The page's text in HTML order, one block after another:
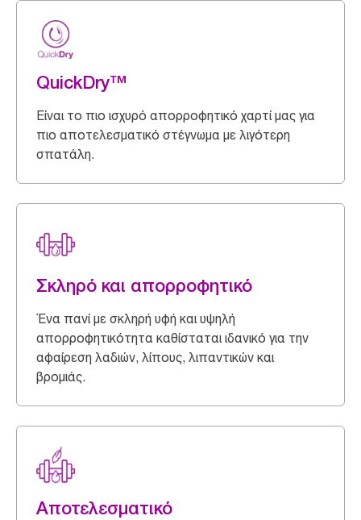
QuickDry™
Είναι το πιο ισχυρό απορροφητικό χαρτί μας για
πιο αποτελεσματικό στέγνωμα με λιγότερη
σπατάλη.
Σκληρό και απορροφητικό
Ένα πανί με σκληρή υφή και υψηλή
απορροφητικότητα καθίσταται ιδανικό για την
αφαίρεση λαδιών, λίπους, λιπαντικών και
βρομιάς.
Αποτελεσματικό